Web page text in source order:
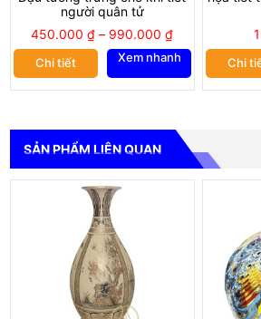
Hotline: 0358983268
*****
người quân tử
450.000₫ – 990.000₫
Xem nhanh
Chi tiết Chi
SẢN PHẨM LIÊN QUAN